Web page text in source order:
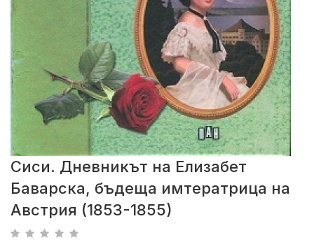
Сиси. Дневникът на Елизабет
Баварска, бъдеща имтератрица на
Австрия (1853-1855)